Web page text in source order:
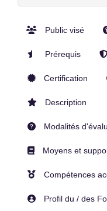
Public visé
Prérequis
Certification
Description
Modalités
Moyens et
Compétences
Profil du / des